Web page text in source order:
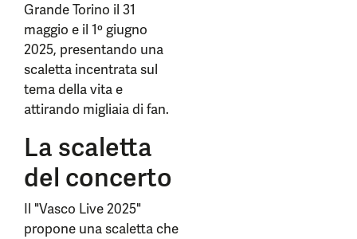
Grande Torino il 31
maggio e il 1º giugno
2025, presentando una
scaletta incentrata sul
tema della vita e
attirando migliaia di fan.
La scaletta
del concerto
Il "Vasco Live 2025"
propone una scaletta che